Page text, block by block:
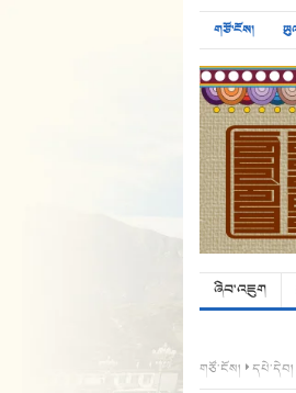
གཙོ་ངོས།
ཞིབ་འཇུག
གཙོ་ངོས། དཔེ་དེབ།